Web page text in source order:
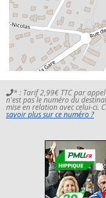
* : Tarif 2,99€ TTC par
n'est pas le numéro du
mise en relation avec celui-ci.
savoir plus sur ce numéro ?